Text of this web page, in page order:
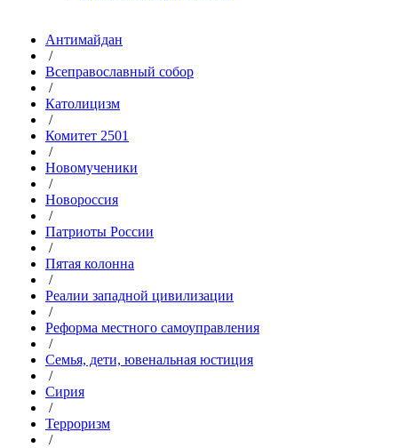
Антимайдан
/
Всеправославный собор
/
Католицизм
/
Комитет 2501
/
Новомученики
/
Новороссия
/
Патриоты России
/
Пятая колонна
/
Реалии западной цивилизации
/
Реформа местного самоуправления
/
Семья, дети, ювенальная юстиция
/
Сирия
/
Терроризм
/